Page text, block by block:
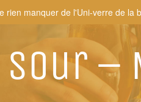
–
rien manquer de l'Uni-verre de la